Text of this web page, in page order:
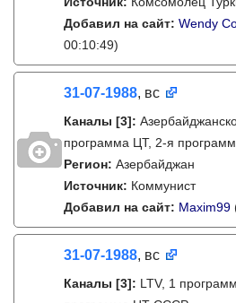
Добавил на сайт: Wendy
00:10:49)
31-07-1988, вс
Каналы [3]:
программа ЦТ, 2-я
Регион: Азербайджан
Источник: Коммунист
Добавил на сайт: Maxim99
31-07-1988, вс
Каналы [3]: LTV, 1